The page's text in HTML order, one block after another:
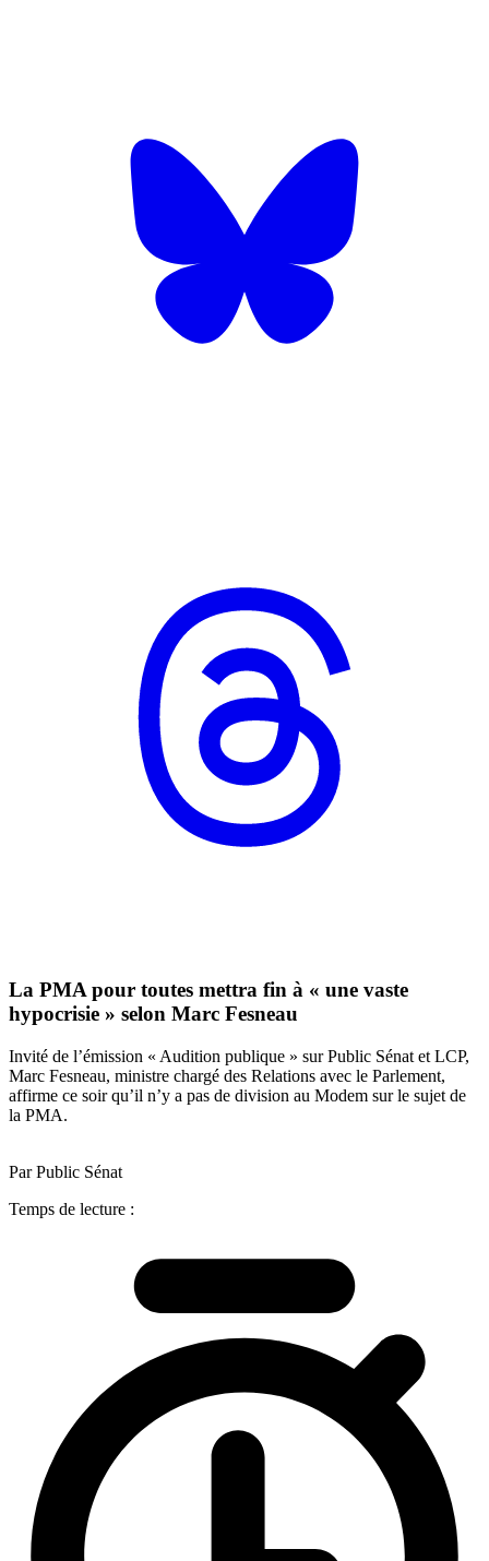
La PMA pour toutes mettra fin à « une vaste
hypocrisie » selon Marc Fesneau
Invité de l’émission « Audition publique » sur Public Sénat et LCP,
Marc Fesneau, ministre chargé des Relations avec le Parlement,
affirme ce soir qu’il n’y a pas de division au Modem sur le sujet de
la PMA.
Par Public Sénat
Temps de lecture :